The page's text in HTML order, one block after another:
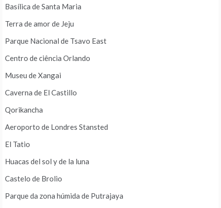
Basílica de Santa Maria
Terra de amor de Jeju
Parque Nacional de Tsavo East
Centro de ciência Orlando
Museu de Xangai
Caverna de El Castillo
Qorikancha
Aeroporto de Londres Stansted
El Tatio
Huacas del sol y de la luna
Castelo de Brolio
Parque da zona húmida de Putrajaya